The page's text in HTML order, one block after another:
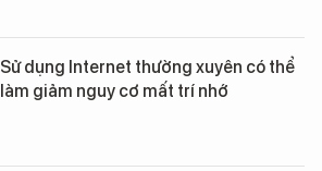
Sử dụng Internet thường xuyên có thể
làm giảm nguy cơ mất trí nhớ